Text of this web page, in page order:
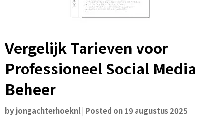
Vergelijk Tarieven voor
Professioneel Social Media
Beheer
byjongachterhoeknl Posted on19 augustus 2025